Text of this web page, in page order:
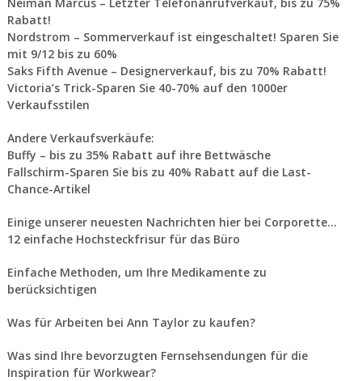
Rabatt!
Nordstrom – Sommerverkauf ist eingeschaltet! Sparen Sie
mit 9/12 bis zu 60%
Saks Fifth Avenue – Designerverkauf, bis zu 70% Rabatt!
Victoria’s Trick-Sparen Sie 40-70% auf den 1000er
Verkaufsstilen
Andere Verkaufsverkäufe:
Buffy – bis zu 35% Rabatt auf ihre Bettwäsche
Fallschirm-Sparen Sie bis zu 40% Rabatt auf die Last-
Chance-Artikel
Einige unserer neuesten Nachrichten hier bei Corporette…
12 einfache Hochsteckfrisur für das Büro
Einfache Methoden, um Ihre Medikamente zu
berücksichtigen
Was für Arbeiten bei Ann Taylor zu kaufen?
Was sind Ihre bevorzugten Fernsehsendungen für die
Inspiration für Workwear?